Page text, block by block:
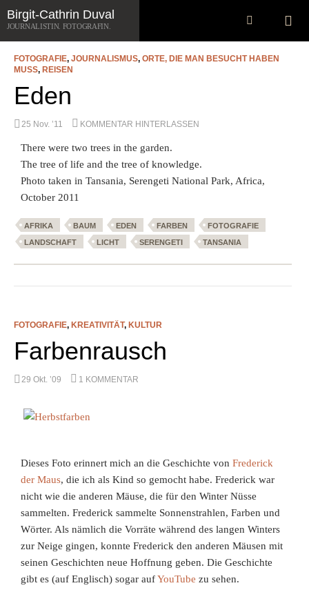
Zum
Inhalt
springen
Suchen
SCHLAGWORT-ARCHIV: FARBEN
FOTOGRAFIE, JOURNALISMUS, ORTE, DIE MAN BESUCHT HABEN
MUSS, REISEN
Eden
25 Nov. ’11 KOMMENTAR HINTERLASSEN
There were two trees in the garden.
The tree of life and the tree of knowledge.
Photo taken in Tansania, Serengeti National Park, Africa,
October 2011
AFRIKA BAUM EDEN FARBEN
FOTOGRAFIE
LANDSCHAFT
LICHT SERENGETI TANSANIA
FOTOGRAFIE, KREATIVITÄT, KULTUR
Farbenrausch
29 Okt. ’09 1 KOMMENTAR
Dieses Foto erinnert mich an die Geschichte vonFrederick
der Maus, die ich als Kind so gemocht habe. Frederick war
nicht wie die anderen Mäuse, die für den Winter Nüsse
sammelten. Frederick sammelte Sonnenstrahlen, Farben und
Wörter. Als nämlich die Vorräte während des langen Winters
zur Neige gingen, konnte Frederick den anderen Mäusen mit
seinen Geschichten neue Hoffnung geben. Die Geschichte
gibt es (auf Englisch) sogar aufYouTubezu sehen.
Birgit-Cathrin Duval
JOURNALISTIN. FOTOGRAFIN.